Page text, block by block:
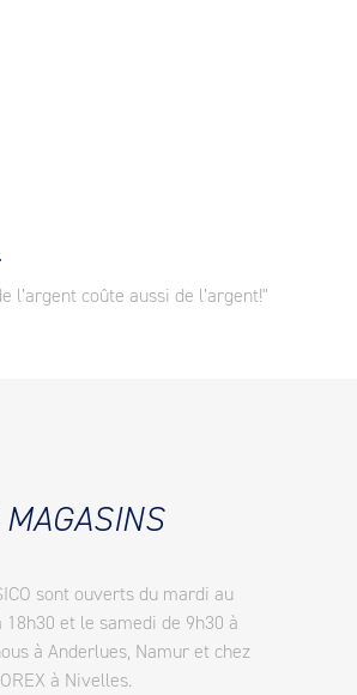
l’argent coûte aussi de l’argent!"
sont ouverts du mardi au
et le samedi de 9h30 à
à Anderlues, Namur et chez
à Nivelles.